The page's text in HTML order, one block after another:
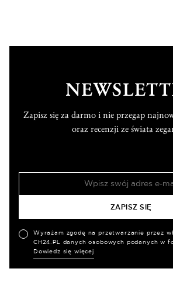
Zapisz się za darmo i nie przegap
oraz recenzji ze świata
Wyrażam zgodę na przetwarzanie przez
CH24.PL danych osobowych podanych w
Dowiedz się więcej